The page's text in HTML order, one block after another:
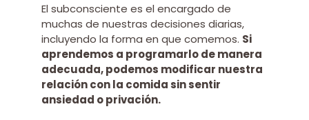
El subconsciente es el encargado de
muchas de nuestras decisiones diarias,
incluyendo la forma en que comemos. Si
aprendemos a programarlo de manera
adecuada, podemos modificar nuestra
relación con la comida sin sentir
ansiedad o privación.